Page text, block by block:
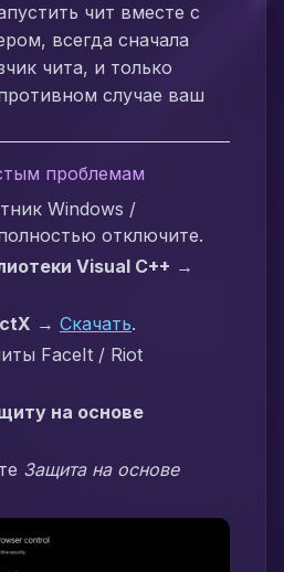
чит вместе с
всегда сначала
чита, и только
случае ваш
проблемам
Windows /
отключите.
Visual C++ →
→ Скачать.
FaceIt / Riot
на основе
Защита на основе